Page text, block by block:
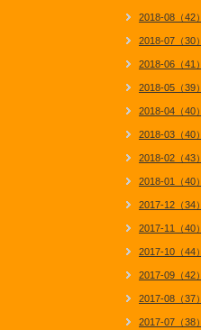
2018-08（42）
2018-07（30）
2018-06（41）
2018-05（39）
2018-04（40）
2018-03（40）
2018-02（43）
2018-01（40）
2017-12（34）
2017-11（40）
2017-10（44）
2017-09（42）
2017-08（37）
2017-07（38）